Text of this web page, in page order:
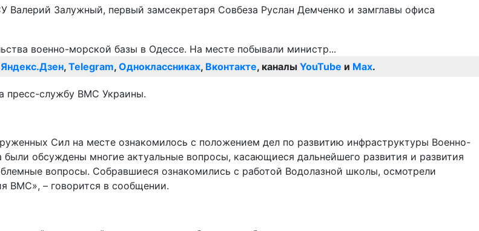
Залужный, первый замсекретаря Совбеза Руслан Демченко и замглавы офиса
Яндекс.Дзен, Telegram, Одноклассниках, Вконтакте, каналы YouTube и Max.
пресс-службу ВМС Украины.
Сил на месте ознакомилось с положением дел по развитию инфраструктуры Военно-
обсуждены многие актуальные вопросы, касающиеся дальнейшего развития и развития
вопросы. Собравшиеся ознакомились с работой Водолазной школы, осмотрели
ВМС», – говорится в сообщении.